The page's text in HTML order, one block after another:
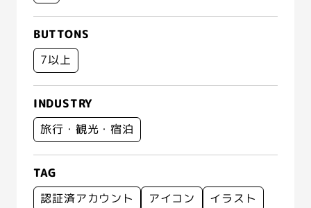
BUTTONS
7以上
INDUSTRY
旅行・観光・宿泊
TAG
認証済アカウント
アイコン イラスト